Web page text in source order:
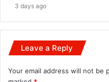
3 days ago
Leave a Reply
Your email address will not be